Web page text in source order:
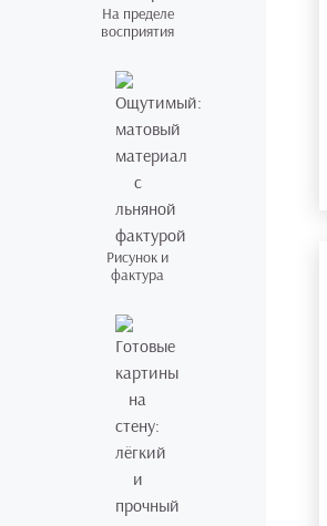
На пределе
восприятия
Рисунок и
фактура